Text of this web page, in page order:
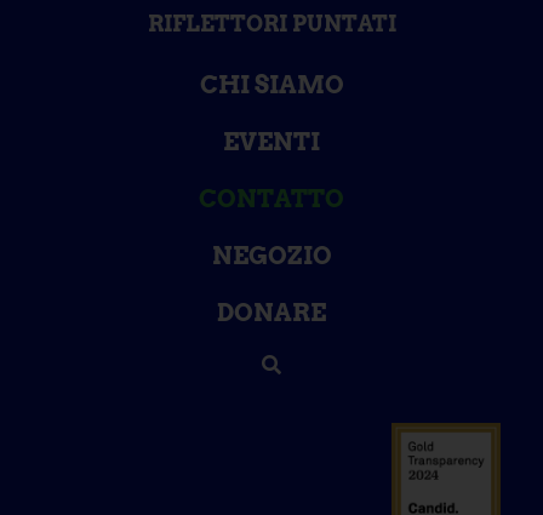
RIFLETTORI PUNTATI
CHI SIAMO
EVENTI
CONTATTO
NEGOZIO
DONARE